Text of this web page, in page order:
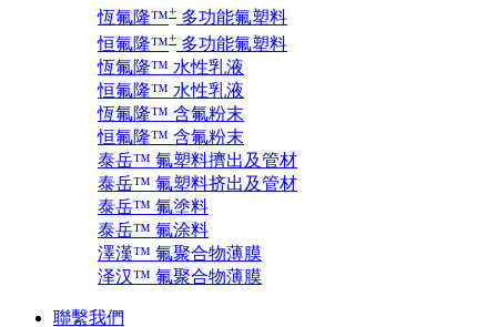
恆氟隆™+ 多功能氟塑料
恒氟隆™+ 多功能氟塑料
恆氟隆™ 水性乳液
恒氟隆™ 水性乳液
恆氟隆™ 含氟粉末
恒氟隆™ 含氟粉末
泰岳™ 氟塑料擠出及管材
泰岳™ 氟塑料挤出及管材
泰岳™ 氟塗料
泰岳™ 氟涂料
澤漢™ 氟聚合物薄膜
泽汉™ 氟聚合物薄膜
聯繫我們